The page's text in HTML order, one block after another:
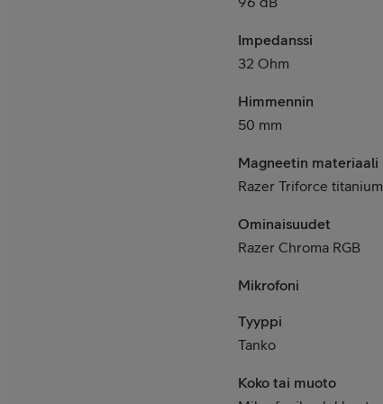
Impedanssi
32 Ohm
Himmennin
50 mm
Magneetin materiaali
Razer Triforce titanium
Ominaisuudet
Razer Chroma RGB
Mikrofoni
Tyyppi
Tanko
Koko tai muoto